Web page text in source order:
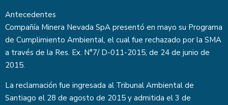
Antecedentes
Compañía Minera Nevada SpA presentó en mayo su Programa
de Cumplimiento Ambiental, el cual fue rechazado por la SMA
a través de la Res. Ex. N°7/ D-011-2015, de 24 de junio de
2015.
La reclamación fue ingresada al Tribunal Ambiental de
Santiago el 28 de agosto de 2015 y admitida el 3 de